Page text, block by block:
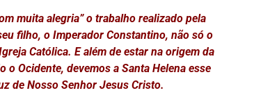
muita alegria” o trabalho realizado pela
filho, o Imperador Constantino, não só o
Católica. E além de estar na origem da
Ocidente, devemos a Santa Helena esse
de Nosso Senhor Jesus Cristo.